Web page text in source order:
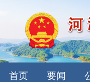
首页 要闻